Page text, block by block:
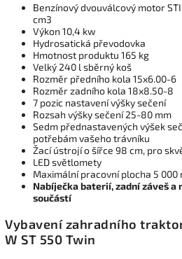
Benzínový dvouválcový motor
cm3
Výkon 10,4 kw
Hydrosatická převodovka
Hmotnost produktu 165 kg
Velký 240 l sběrný koš
Rozměr předního kola 15x6.00-6
Rozměr zadního kola 18x8.50-8
7 pozic nastavení výšky sečení
Rozsah výšky sečení 25-80 mm
Sedm přednastavených výšek
potřebám vašeho trávníku
Žací ústrojí o šířce 98 cm, pro
LED světlomety
Maximální pracovní plocha 5 000
Nabíječka baterií, zadní záveš a
součástí
Vybavení zahradního
W ST 550 Twin